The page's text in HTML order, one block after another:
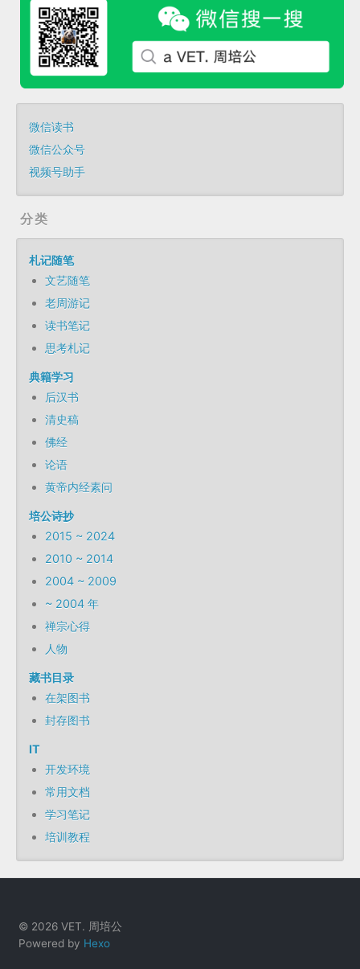
微信读书
微信公众号
视频号助手
分类
札记随笔
文艺随笔
老周游记
读书笔记
思考札记
典籍学习
后汉书
清史稿
佛经
论语
黄帝内经素问
培公诗抄
2015 ~ 2024
2010 ~ 2014
2004 ~ 2009
~ 2004 年
禅宗心得
人物
藏书目录
在架图书
封存图书
IT
开发环境
常用文档
学习笔记
培训教程
© 2026 VET. 周培公
Powered by Hexo